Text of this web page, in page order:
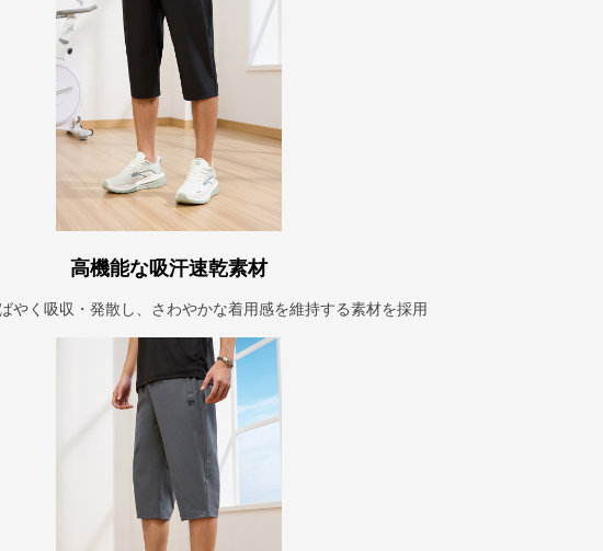
高機能な吸汗速乾素材
やく吸収・発散し、さわやかな着用感を維持する素材を採用